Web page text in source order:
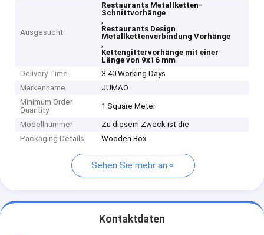
Ausgesucht
Restaurants Metallketten-
Schnittvorhänge
,
Restaurants Design
Metallkettenverbindung Vorhänge
,
Kettengittervorhänge mit einer
Länge von 9x16 mm
Delivery Time
3-40 Working Days
Markenname
JUMAO
Minimum Order
Quantity
1 Square Meter
Modellnummer
Zu diesem Zweck ist die
Packaging Details
Wooden Box
Sehen Sie mehr an
Kontaktdaten